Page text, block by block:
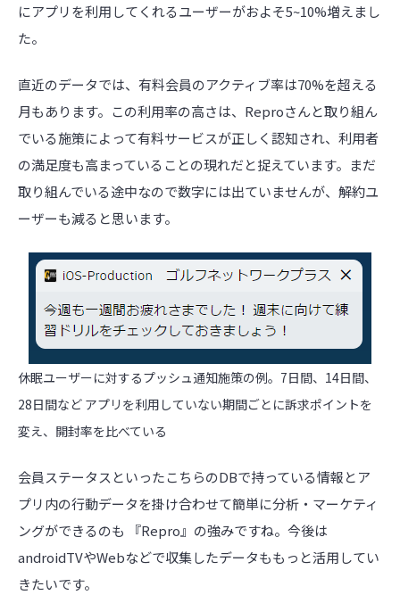
にアプリを利用してくれるユーザーがおよそ5~10%増えまし
た。
直近のデータでは、有料会員のアクティブ率は70%を超える
月もあります。この利用率の高さは、Reproさんと取り組ん
でいる施策によって有料サービスが正しく認知され、利用者
の満足度も高まっていることの現れだと捉えています。まだ
取り組んでいる途中なので数字には出ていませんが、解約ユ
ーザーも減ると思います。
休眠ユーザーに対するプッシュ通知施策の例。7日間、14日間、
28日間など アプリを利用していない期間ごとに訴求ポイントを
変え、開封率を比べている
会員ステータスといったこちらのDBで持っている情報とア
プリ内の行動データを掛け合わせて簡単に分析・マーケティ
ングができるのも 『Repro』の強みですね。今後は
androidTVやWebなどで収集したデータももっと活用してい
きたいです。